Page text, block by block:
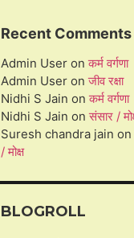
Recent Comments
Admin Useronकर्म वर्गणा
Admin Useronजीव रक्षा
Nidhi S Jain onकर्म वर्गणा
Nidhi S Jain onसंसार /
Suresh chandra jain on
/ मोक्ष
BLOGROLL